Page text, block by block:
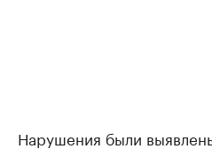
Нарушения были